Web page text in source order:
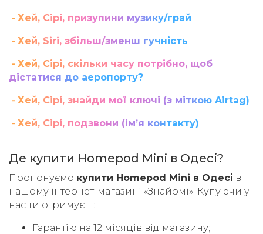
⁃ Хей, Сірі, призупини музику/грай
⁃ Хей, Siri, збільш/зменш гучність
⁃ Хей, Сірі, скільки часу потрібно, щоб
дістатися до аеропорту?
⁃ Хей, Сірі, знайди мої ключі (з міткою Airtag)
⁃ Хей, Сірі, подзвони (імʼя контакту)
Де купити Homepod Mini в Одесі?
Пропонуємо купити Homepod Mini в Одесі в
нашому інтернет-магазині «Знайомі». Купуючи у
нас ти отримуєш:
Гарантію на 12 місяців від магазину;